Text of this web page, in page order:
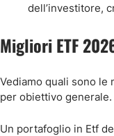
dell’investitore,
Migliori ETF
Vediamo quali sono le
per obiettivo generale.
Un portafoglio in Etf